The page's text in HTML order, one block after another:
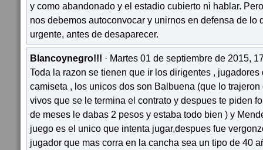
y como abandonado y el estadio cubierto ni hablar.
nos debemos autoconvocar y unirnos en defensa de lo
urgente, antes de desaparecer.
Blancoynegro!!! · Martes 01 de septiembre de 2015,
Toda la razon se tienen que ir los dirigentes ,
camiseta , los unicos dos son Balbuena (que lo
vivos que se le termina el contrato y despues te piden
de meses le dabas 2 pesos y estaba todo bien ) y
juego es el unico que intenta jugar,despues fue
jugador que mas corra en la cancha sea un tipo de 40